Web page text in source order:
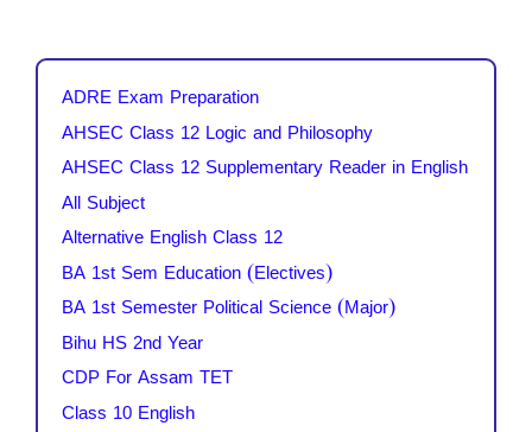
ADRE Exam Preparation
AHSEC Class 12 Logic and Philosophy
AHSEC Class 12 Supplementary Reader in English
All Subject
Alternative English Class 12
BA 1st Sem Education (Electives)
BA 1st Semester Political Science (Major)
Bihu HS 2nd Year
CDP For Assam TET
Class 10 English